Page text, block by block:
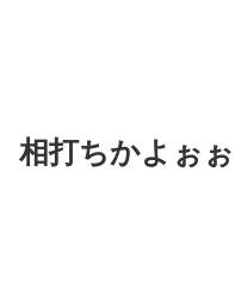
相打ちかよぉ